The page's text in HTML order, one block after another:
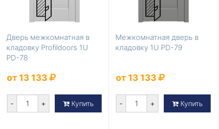
Дверь межкомнатная в
кладовку Profildoors 1U
PD-78
от 13 133
- + Купить
Межкомнатная дверь в
кладовку 1U PD-79
от 13 133
- + Купить